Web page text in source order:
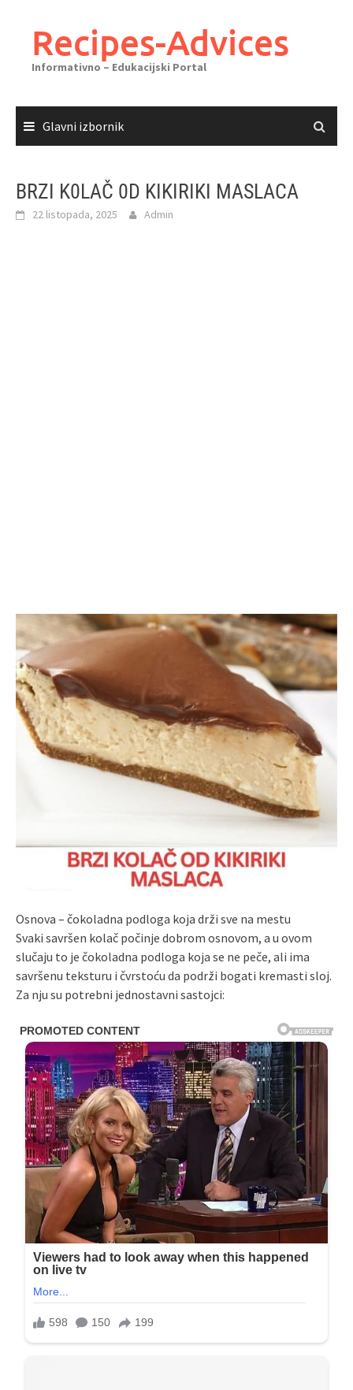
sadržajaRecipes-Advices
Informativno – Edukacijski Portal
Glavni izbornik
BRZI K0LAČ 0D KIKIRIKI MASLACA
22 listopada, 2025 Admin
Osnova – čokoladna podloga koja drži sve na mestu
Svaki savršen kolač počinje dobrom osnovom, a u ovom
slučaju to je čokoladna podloga koja se ne peče, ali ima
savršenu teksturu i čvrstoću da podrži bogati kremasti sloj.
Za nju su potrebni jednostavni sastojci: